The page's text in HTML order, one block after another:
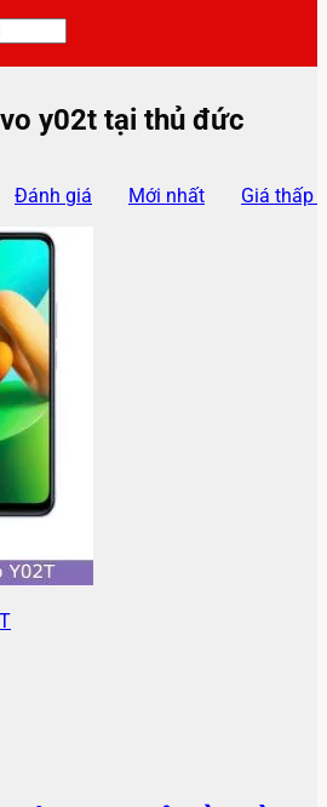
y02t tại thủ đức
Đánh giá Mới nhất Giá thấp